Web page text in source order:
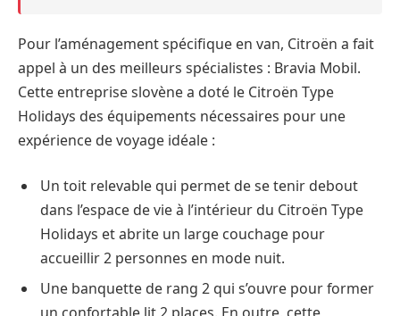
Pour l’aménagement spécifique en van, Citroën a fait
appel à un des meilleurs spécialistes : Bravia Mobil.
Cette entreprise slovène a doté le Citroën Type
Holidays des équipements nécessaires pour une
expérience de voyage idéale :
Un toit relevable qui permet de se tenir debout
dans l’espace de vie à l’intérieur du Citroën Type
Holidays et abrite un large couchage pour
accueillir 2 personnes en mode nuit.
Une banquette de rang 2 qui s’ouvre pour former